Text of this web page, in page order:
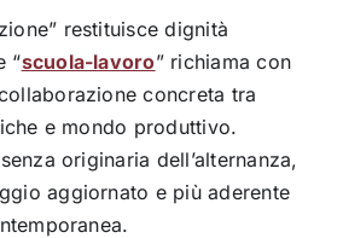
restituisce dignità
“scuola-lavoro” richiama con
concreta tra
e mondo produttivo.
originaria dell’alternanza,
aggiornato e più aderente